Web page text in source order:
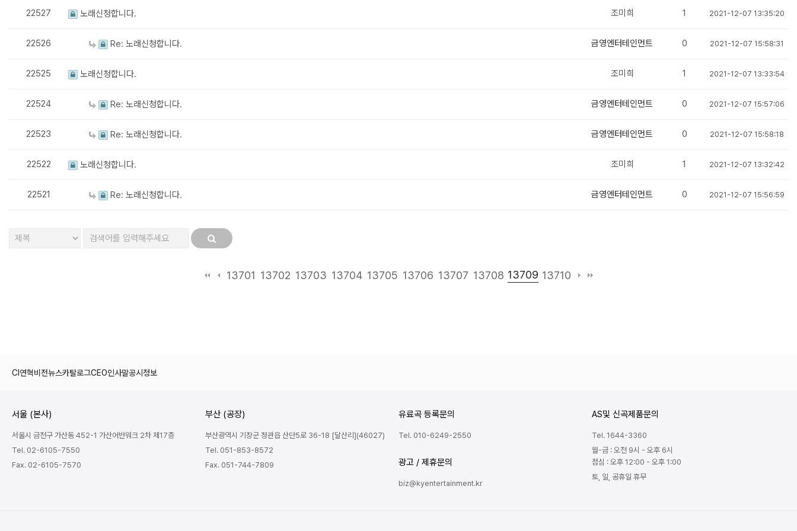
22527 노래신청합니다. 조미희 1 2021-12-07 13:35:20
22526 Re: 노래신청합니다. 금영엔터테인먼트 0 2021-12-07 15:58:31
22525 노래신청합니다. 조미희 1 2021-12-07 13:33:54
22524 Re: 노래신청합니다. 금영엔터테인먼트 0 2021-12-07 15:57:06
22523 Re: 노래신청합니다. 금영엔터테인먼트 0 2021-12-07 15:58:18
22522 노래신청합니다. 조미희 1 2021-12-07 13:32:42
22521 Re: 노래신청합니다. 금영엔터테인먼트 0 2021-12-07 15:56:59
13701 13702 13703 13704 13705 13706 13707 13708 13709 13710
다음맨끝
CI 연혁비전뉴스카탈로그CEO인사말공시정보
서울 (본사)
서울시 금천구 가산동 452-1 가산어반워크 2차 제17층
Tel. 02-6105-7550
Fax. 02-6105-7570
부산 (공장)
부산광역시 기장군 정관읍 산단5로 36-18 [달산리](46027)
Tel. 051-853-8572
Fax. 051-744-7809
유료곡 등록문의
Tel. 010-6249-2550
광고 / 제휴문의
biz@kyentertainment.kr
AS및 신곡제품문의
Tel. 1644-3360
월-금 : 오전 9시 - 오후 6시
점심 : 오후 12:00 - 오후 1:00
토, 일, 공휴일 휴무